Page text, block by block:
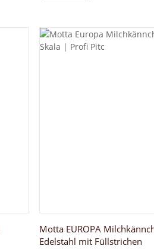
Motta EUROPA
Edelstahl mit Füllstrichen